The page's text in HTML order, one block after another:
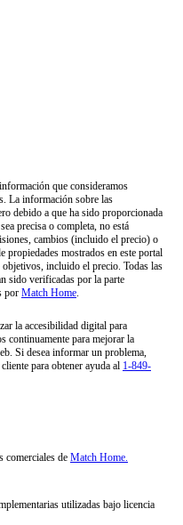
que consideramos
La información sobre las
debido a que ha sido proporcionada
precisa o completa, no está
cambios (incluido el precio) o
mostrados en este portal
incluido el precio. Todas las
sido verificadas por la parte
por Match Home.
la accesibilidad digital para
continuamente para mejorar la
Si desea informar un problema,
para obtener ayuda al 1-849-
comerciales de Match Home.
utilizadas bajo licencia